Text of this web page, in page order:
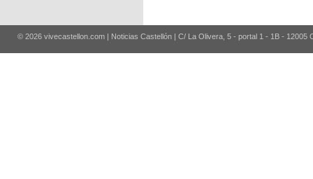
© 2026 vivecastellon.com | Noticias Castellón | C/ La Olivera, 5 - portal 1 - 1B - 12005